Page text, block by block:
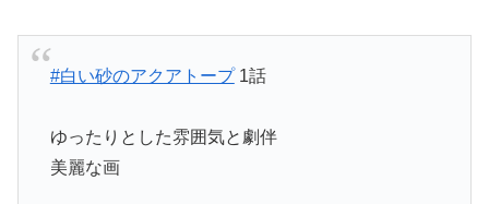
#白い砂のアクアトープ1話
ゆったりとした雰囲気と劇伴
美麗な画